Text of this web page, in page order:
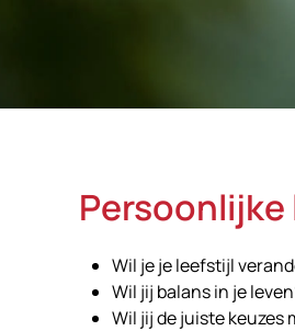
Wil je je leefstijl
Wil jij balans in je
Wil jij de juiste keuzes